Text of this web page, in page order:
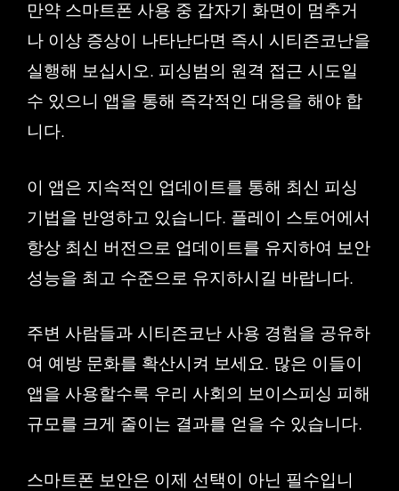
만약 스마트폰 사용 중 갑자기 화면이 멈추거
나 이상 증상이 나타난다면 즉시 시티즌코난을
실행해 보십시오. 피싱범의 원격 접근 시도일
수 있으니 앱을 통해 즉각적인 대응을 해야 합
니다.
이 앱은 지속적인 업데이트를 통해 최신 피싱
기법을 반영하고 있습니다. 플레이 스토어에서
항상 최신 버전으로 업데이트를 유지하여 보안
성능을 최고 수준으로 유지하시길 바랍니다.
주변 사람들과 시티즌코난 사용 경험을 공유하
여 예방 문화를 확산시켜 보세요. 많은 이들이
앱을 사용할수록 우리 사회의 보이스피싱 피해
규모를 크게 줄이는 결과를 얻을 수 있습니다.
스마트폰 보안은 이제 선택이 아닌 필수입니